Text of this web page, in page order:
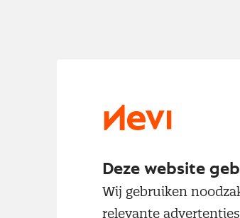
Deze website
Wij gebruiken
relevante